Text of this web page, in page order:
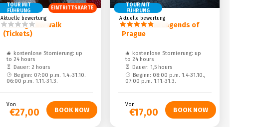
TOUR MIT
FÜHRUNG
EINTRITTSKARTE
Evening view walk
(Tickets)
kostenlose Stornierung: up
to 24 hours
Dauer: 2 hours
Beginn: 07:00 p.m. 1.4.-31.10.
06:00 p.m. 1.11.-31.3.
Aktuelle bewertung
Von
€27,00
TOUR MIT
FÜHRUNG
Ghosts and Legends of
Prague
kostenlose Stornierung: up
to 24 hours
Dauer: 1,5 hours
Beginn: 08:00 p.m. 1.4-31.10.,
07:00 p.m. 1.11.-31.3.
Aktuelle bewertung
Von
€17,00